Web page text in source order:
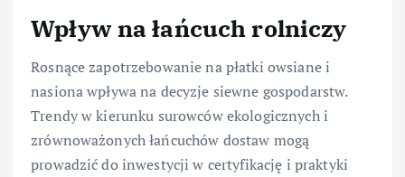
Wpływ na łańcuch rolniczy
Rosnące zapotrzebowanie na płatki owsiane i
nasiona wpływa na decyzje siewne gospodarstw.
Trendy w kierunku surowców ekologicznych i
zrównoważonych łańcuchów dostaw mogą
prowadzić do inwestycji w certyfikację i praktyki